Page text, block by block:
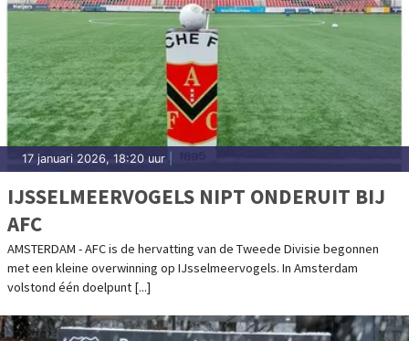
17 januari 2026, 18:20 uur
IJSSELMEERVOGELS NIPT ONDERUIT BIJ
AFC
AMSTERDAM - AFC is de hervatting van de Tweede Divisie begonnen
met een kleine overwinning op IJsselmeervogels. In Amsterdam
volstond één doelpunt [...]